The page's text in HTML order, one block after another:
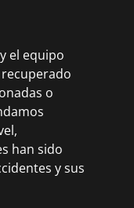
el equipo
o
han sido
y sus